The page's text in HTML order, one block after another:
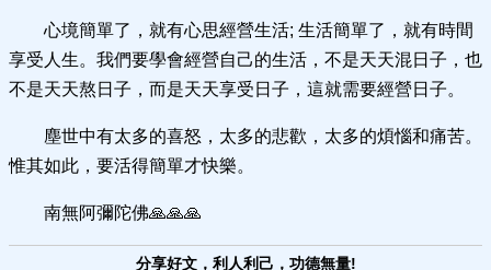
心境簡單了，就有心思經營生活; 生活簡單了，就有時間
享受人生。我們要學會經營自己的生活，不是天天混日子，也
不是天天熬日子，而是天天享受日子，這就需要經營日子。
塵世中有太多的喜怒，太多的悲歡，太多的煩惱和痛苦。
惟其如此，要活得簡單才快樂。
南無阿彌陀佛🙏🙏🙏
分享好文，利人利己，功德無量!